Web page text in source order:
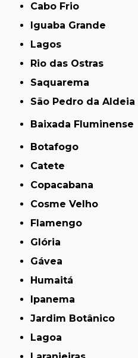
Cabo Frio
Iguaba Grande
Lagos
Rio das Ostras
Saquarema
São Pedro da Aldeia
Baixada Fluminense
Botafogo
Catete
Copacabana
Cosme Velho
Flamengo
Glória
Gávea
Humaitá
Ipanema
Jardim Botânico
Lagoa